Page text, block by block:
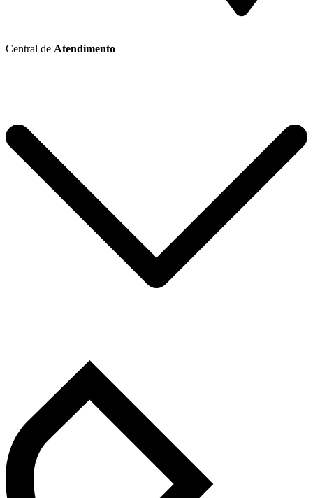
Central de Atendimento